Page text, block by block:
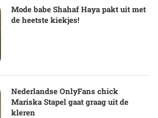
Mode babe Shahaf Haya pakt uit met
de heetste kiekjes!
Nederlandse OnlyFans chick
Mariska Stapel gaat graag uit de
kleren